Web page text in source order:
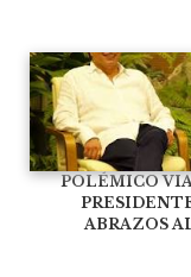
POLÉMICO
ABRAZOS